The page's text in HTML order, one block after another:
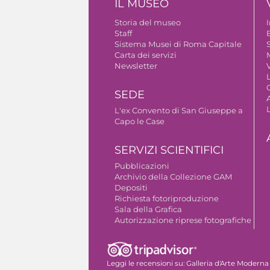
IL MUSEO
Storia del museo
Staff
Sistema Musei di Roma Capitale
Carta dei servizi
Newsletter
SEDE
L'ex Convento di San Giuseppe a
Capo le Case
SERVIZI SCIENTIFICI
Pubblicazioni
Archivio della Collezione GAM
Depositi
Richiesta fotoriproduzione
Sala della Grafica
Autorizzazione riprese fotografiche
Leggi le recensioni su: Galleria d'Arte Moderna